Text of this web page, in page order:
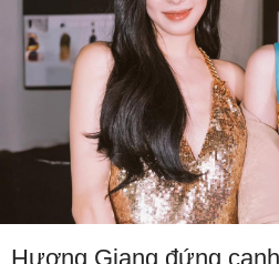
Hương Giang đứng